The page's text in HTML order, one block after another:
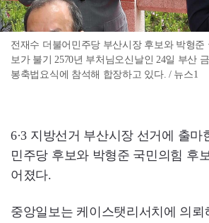
전재수 더불어민주당 부산시장 후보와 박형준
보가 불기 2570년 부처님오신날인 24일 부산
봉축법요식에 참석해 합장하고 있다. / 뉴스1
6·3 지방선거 부산시장 선거에 출마
민주당 후보와 박형준 국민의힘 후
어졌다.
중앙일보는 케이스탯리서치에 의뢰